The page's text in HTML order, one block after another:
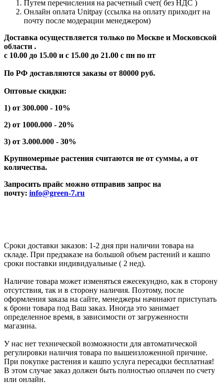
Путем перечисления на расчетный счет( без НДС )
Онлайн оплата Unitpay (ссылка на оплату приходит на
почту после модерации менеджером)
Доставка осуществляется только по Москве и Московской
области .
с 10.00 до 15.00 и с 15.00 до 21.00 с пн по пт
По РФ доставляются заказы от 80000 руб.
Оптовые скидки:
1) от 300.000 - 10%
2) от 1000.000 - 20%
3) от 3.000.000 - 30%
Крупномерные растения считаются не от суммы, а от
количества.
Запросить прайс можно отправив запрос на
почту: info@green-7.ru
Сроки доставки заказов: 1-2 дня при наличии товара на
складе. При предзаказе на большой объем растений и кашпо
сроки поставки индивидуальные ( 2 нед).
Наличие товара может изменяться ежесекундно, как в сторону
отсутствия, так и в сторону наличия. Поэтому, после
оформления заказа на сайте, менеджеры начинают приступать
к брони товара под Ваш заказ. Иногда это занимает
определенное время, в зависимости от загруженности
магазина.
У нас нет технической возможности для автоматической
регулировки наличия товара по вышеизложенной причине.
При покупке растения и кашпо услуга пересадки бесплатная!
В этом случае заказ должен быть полностью оплачен по счету
или онлайн.